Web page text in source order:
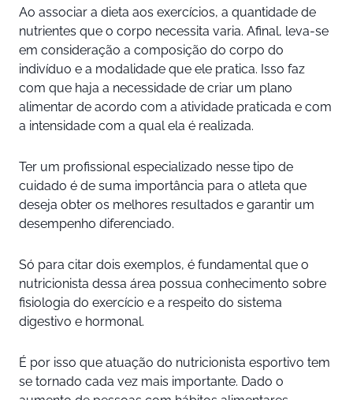
Ao associar a dieta aos exercícios, a quantidade de
nutrientes que o corpo necessita varia. Afinal, leva-se
em consideração a composição do corpo do
indivíduo e a modalidade que ele pratica. Isso faz
com que haja a necessidade de criar um plano
alimentar de acordo com a atividade praticada e com
a intensidade com a qual ela é realizada.
Ter um profissional especializado nesse tipo de
cuidado é de suma importância para o atleta que
deseja obter os melhores resultados e garantir um
desempenho diferenciado.
Só para citar dois exemplos, é fundamental que o
nutricionista dessa área possua conhecimento sobre
fisiologia do exercício e a respeito do sistema
digestivo e hormonal.
É por isso que atuação do nutricionista esportivo tem
se tornado cada vez mais importante. Dado o